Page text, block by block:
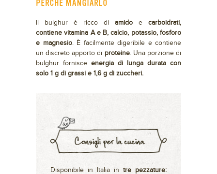
PERCHÈ MANGIARLO
Il bulghur è ricco di amido e carboidrati,
contiene vitamina A e B, calcio, potassio, fosforo
e magnesio. È facilmente digeribile e contiene
un discreto apporto di proteine. Una porzione di
bulghur fornisce energia di lunga durata con
solo 1 g di grassi e 1,6 g di zuccheri.
Disponibile in Italia in tre pezzature: